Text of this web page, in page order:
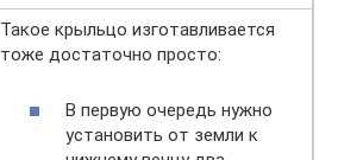
Такое крыльцо изготавливается
тоже достаточно просто:
В первую очередь нужно
установить от земли к